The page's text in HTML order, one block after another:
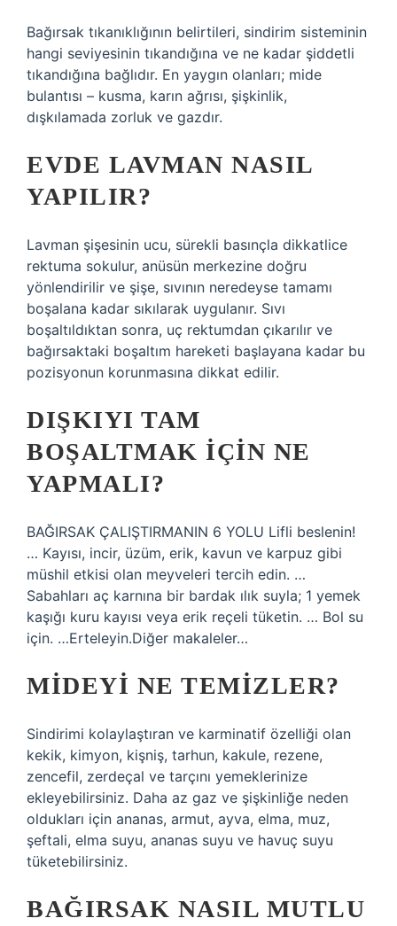
Bağırsak tıkanıklığının belirtileri, sindirim sisteminin
hangi seviyesinin tıkandığına ve ne kadar şiddetli
tıkandığına bağlıdır. En yaygın olanları; mide
bulantısı – kusma, karın ağrısı, şişkinlik,
dışkılamada zorluk ve gazdır.
EVDE LAVMAN NASIL
YAPILIR?
Lavman şişesinin ucu, sürekli basınçla dikkatlice
rektuma sokulur, anüsün merkezine doğru
yönlendirilir ve şişe, sıvının neredeyse tamamı
boşalana kadar sıkılarak uygulanır. Sıvı
boşaltıldıktan sonra, uç rektumdan çıkarılır ve
bağırsaktaki boşaltım hareketi başlayana kadar bu
pozisyonun korunmasına dikkat edilir.
DIŞKIYI TAM
BOŞALTMAK IÇIN NE
YAPMALI?
BAĞIRSAK ÇALIŞTIRMANIN 6 YOLU Lifli beslenin!
… Kayısı, incir, üzüm, erik, kavun ve karpuz gibi
müshil etkisi olan meyveleri tercih edin. …
Sabahları aç karnına bir bardak ılık suyla; 1 yemek
kaşığı kuru kayısı veya erik reçeli tüketin. … Bol su
için. …Erteleyin.Diğer makaleler…
MIDEYI NE TEMIZLER?
Sindirimi kolaylaştıran ve karminatif özelliği olan
kekik, kimyon, kişniş, tarhun, kakule, rezene,
zencefil, zerdeçal ve tarçını yemeklerinize
ekleyebilirsiniz. Daha az gaz ve şişkinliğe neden
oldukları için ananas, armut, ayva, elma, muz,
şeftali, elma suyu, ananas suyu ve havuç suyu
tüketebilirsiniz.
BAĞIRSAK NASIL MUTLU